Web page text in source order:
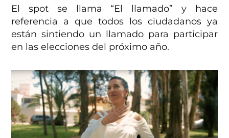
El spot se llama “El llamado” y hace
referencia a que todos los ciudadanos ya
están sintiendo un llamado para participar
en las elecciones del próximo año.